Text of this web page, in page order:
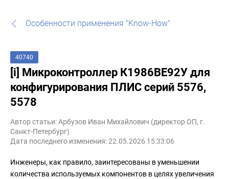
Особенности применения "Know-How"
40740
[i] Микроконтроллер К1986ВЕ92У для
конфигурирования ПЛИС серий 5576,
5578
Автор статьи: Арбузов Иван Михайлович (директор ОП, г.
Санкт-Петербург)
Дата последнего изменения: 22.05.2026 15:33:06
Инженеры, как правило, заинтересованы в уменьшении
количества используемых компонентов в целях увеличения